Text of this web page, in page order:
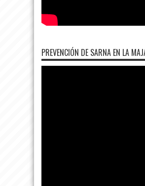
PREVENCIÓN DE SARNA EN LA